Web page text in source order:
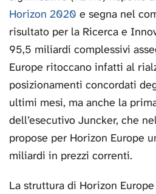
Horizon 2020 e segna nel
risultato per la Ricerca e
95,5 miliardi complessivi
Europe ritoccano infatti al
posizionamenti concordati
ultimi mesi, ma anche la
dell’esecutivo Juncker, che
propose per Horizon Europe
miliardi in prezzi correnti.
La struttura di Horizon